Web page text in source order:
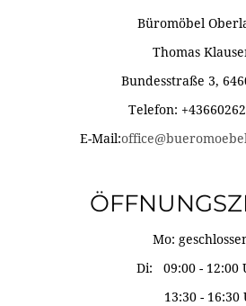
Büromöbel
Thomas
Bundesstraße 3,
Telefon:
E-Mail:
Mo:
Di: 09:00 - 12:00
13:30 - 16:30